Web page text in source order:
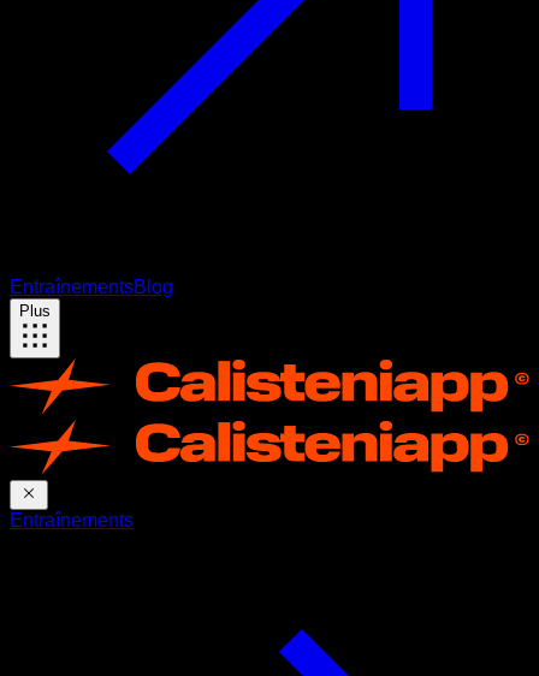
EntraînementsBlog
Plus
Entraînements